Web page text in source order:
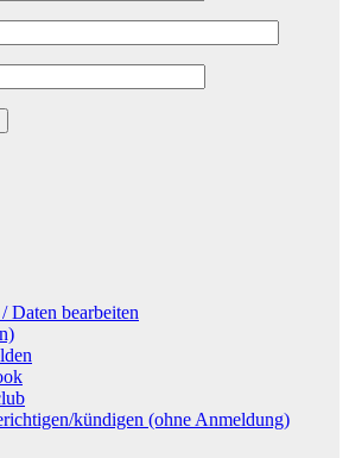
Daten bearbeiten
kündigen (ohne Anmeldung)